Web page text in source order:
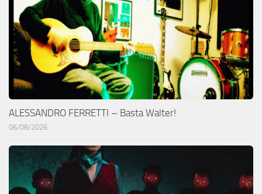
ALESSANDRO FERRETTI – Basta Walter!
06/08/2026